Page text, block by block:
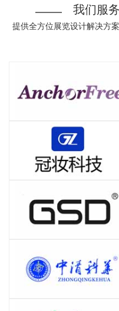
我们服
提供全方位展览设计解决方